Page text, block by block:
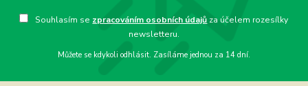
Souhlasím se zpracováním osobních údajů za účelem rozesílky
newsletteru.
Můžete se kdykoli odhlásit. Zasíláme jednou za 14 dní.